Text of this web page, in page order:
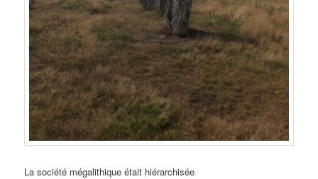
La société mégalithique était hiérarchisée